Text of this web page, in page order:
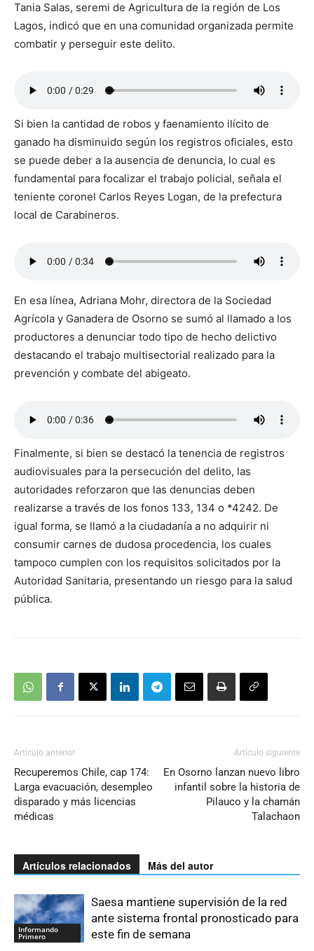
Tania Salas, seremi de Agricultura de la región de Los
Lagos, indicó que en una comunidad organizada permite
combatir y perseguir este delito.
Si bien la cantidad de robos y faenamiento ilícito de
ganado ha disminuido según los registros oficiales, esto
se puede deber a la ausencia de denuncia, lo cual es
fundamental para focalizar el trabajo policial, señala el
teniente coronel Carlos Reyes Logan, de la prefectura
local de Carabineros.
En esa línea, Adriana Mohr, directora de la Sociedad
Agrícola y Ganadera de Osorno se sumó al llamado a los
productores a denunciar todo tipo de hecho delictivo
destacando el trabajo multisectorial realizado para la
prevención y combate del abigeato.
Finalmente, si bien se destacó la tenencia de registros
audiovisuales para la persecución del delito, las
autoridades reforzaron que las denuncias deben
realizarse a través de los fonos 133, 134 o *4242. De
igual forma, se llamó a la ciudadanía a no adquirir ni
consumir carnes de dudosa procedencia, los cuales
tampoco cumplen con los requisitos solicitados por la
Autoridad Sanitaria, presentando un riesgo para la salud
pública.
Artículo anterior
Recuperemos Chile, cap 174:
Larga evacuación, desempleo
disparado y más licencias
médicas
Artículo siguiente
En Osorno lanzan nuevo libro
infantil sobre la historia de
Pilauco y la chamán
Talachaon
Artículos relacionados Más del autor
Informando
Primero
Saesa mantiene supervisión de la red
ante sistema frontal pronosticado para
este fin de semana